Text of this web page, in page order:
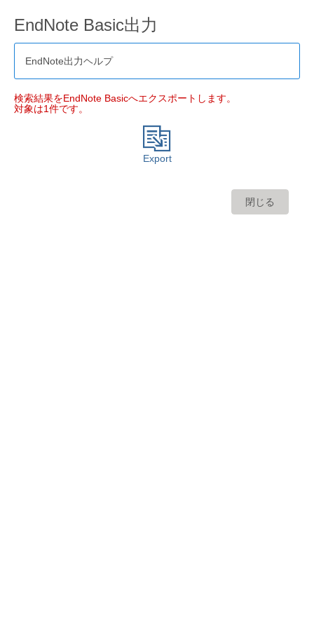
EndNote Basic出力
EndNote出力ヘルプ
検索結果をEndNote Basicへエクスポートします。
対象は1件です。
Export